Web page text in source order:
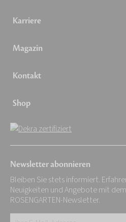
Karriere
Magazin
Kontakt
Shop
Newsletter abonnieren
Bleiben Sie stets informiert.
Neuigkeiten und Angebote mit dem
ROSENGARTEN-Newsletter.